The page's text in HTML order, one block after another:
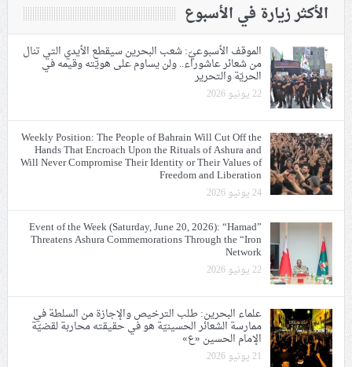
الأكثر زيارة في الأسبوع
الموقف الأسبوعيّ: شعب البحرين سيقطع الأيدي التي تنال
من شعائر عاشوراء.. ولن يساوم على هويّته وقيمه في
الحريّة والتحرير
22 يونيو 2026
Weekly Position: The People of Bahrain Will Cut Off the
Hands That Encroach Upon the Rituals of Ashura and
Will Never Compromise Their Identity or Their Values of
Freedom and Liberation
24 يونيو 2026
Event of the Week (Saturday, June 20, 2026): “Hamad”
Threatens Ashura Commemorations Through the “Iron
Network
22 يونيو 2026
علماء البحرين: طلب الترخيص والإجازة من السلطة في
ممارسة الشعائر الحسينيّة هو في حقيقته محاربة لقضيّة
الإمام الحسين «ع»
21 يونيو 2026